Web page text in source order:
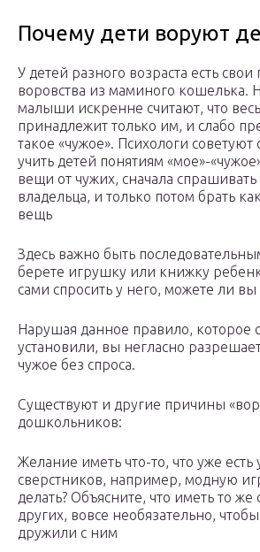
Почему дети воруют
У детей разного возраста есть
воровства из маминого кошелька.
малыши искренне считают, что
принадлежит только им, и слабо
такое «чужое». Психологи советуют
учить детей понятиям «мое»-
вещи от чужих, сначала
владельца, и только потом брать
вещь
Здесь важно быть
берете игрушку или книжку
сами спросить у него, можете ли вы
Нарушая данное правило, которое
установили, вы негласно
чужое без спроса.
Существуют и другие причины
дошкольников:
Желание иметь что-то, что уже есть
сверстников, например, модную
делать? Объясните, что иметь то же
других, вовсе необязательно,
дружили с ним